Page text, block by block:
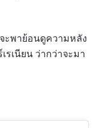
ะพาย้อนดูความหลัง
รเนียน ว่ากว่าจะมา